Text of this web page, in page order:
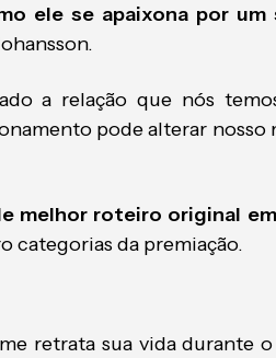
ele se apaixona por um
a relação que nós
pode alterar nosso
melhor roteiro original
categorias da premiação.
retrata sua vida durante